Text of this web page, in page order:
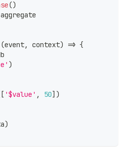
()
aggregate
(event, context) => {
)
[ '$value' , 50] )
)